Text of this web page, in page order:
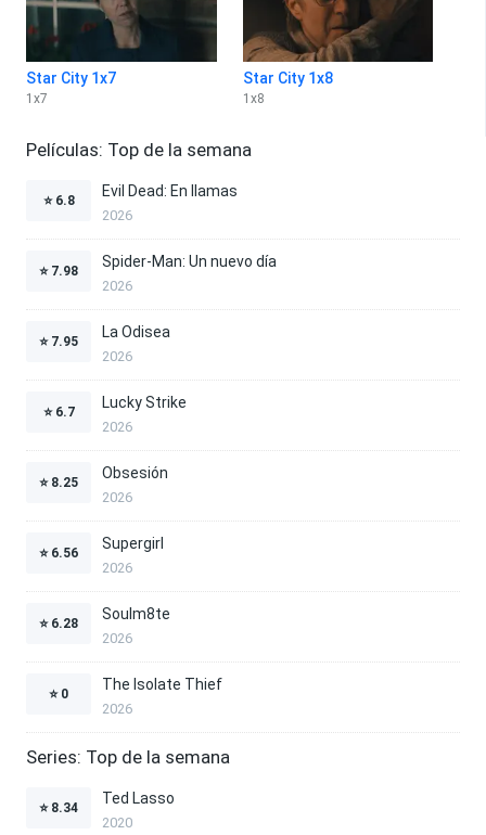
Star City 1x7
1 x7
Star City 1x8
1 x8
Películas: Top de la semana
⭐ 6.8
Evil Dead: En llamas
2026
⭐ 7.98
Spider-Man: Un nuevo día
2026
⭐ 7.95
La Odisea
2026
⭐ 6.7
Lucky Strike
2026
⭐ 8.25
Obsesión
2026
⭐ 6.56
Supergirl
2026
⭐ 6.28
Soulm8te
2026
⭐ 0
The Isolate Thief
2026
Series: Top de la semana
⭐ 8.34
Ted Lasso
2020